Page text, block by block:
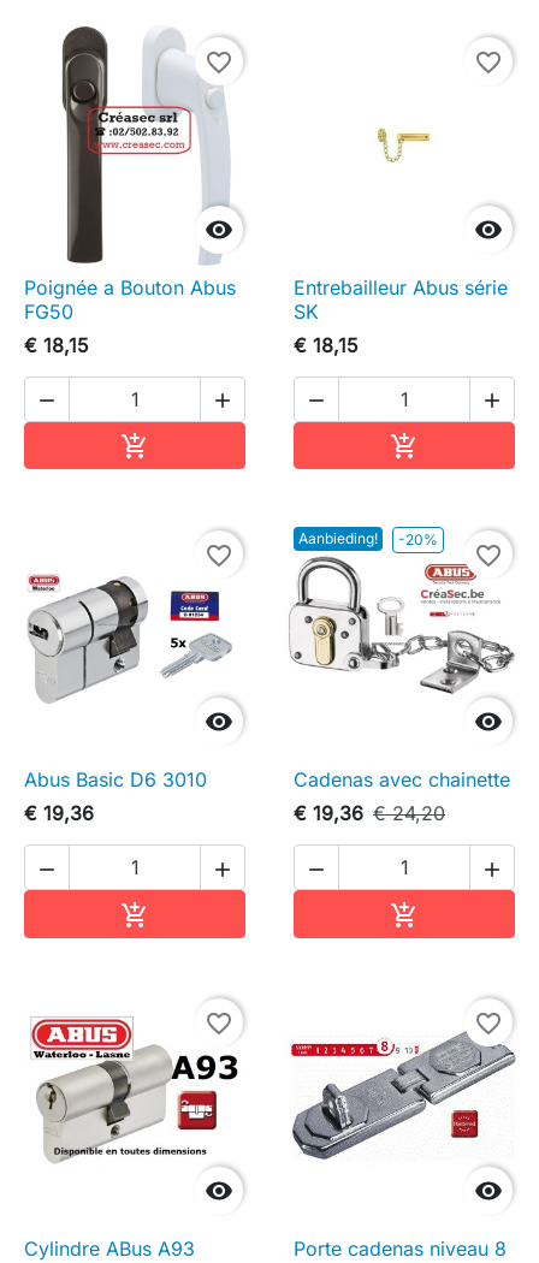

favorite_border
Poignée a Bouton Abus
FG50
€ 18,15
 


favorite_border
Entrebailleur Abus série
SK
€ 18,15
 


favorite_border
Abus Basic D6 3010
€ 19,36
 

Aanbieding! -20%

favorite_border
Cadenas avec chainette
€ 19,36 € 24,20
 


favorite_border
Cylindre ABus A93

favorite_border
Porte cadenas niveau 8